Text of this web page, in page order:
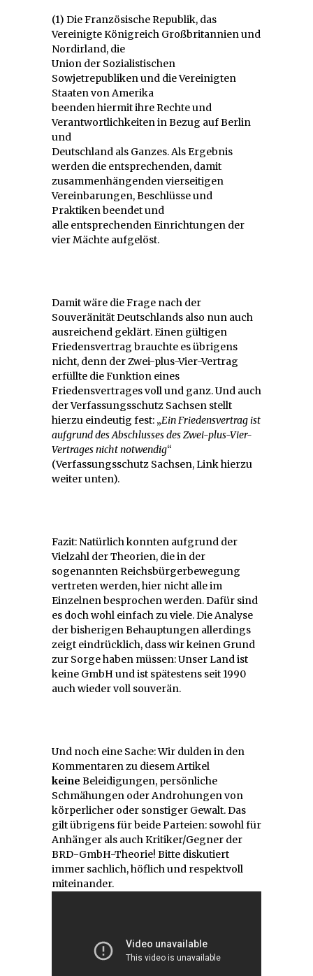
(1) Die Französische Republik, das
Vereinigte Königreich Großbritannien und
Nordirland, die
Union der Sozialistischen
Sowjetrepubliken und die Vereinigten
Staaten von Amerika
beenden hiermit ihre Rechte und
Verantwortlichkeiten in Bezug auf Berlin
und
Deutschland als Ganzes. Als Ergebnis
werden die entsprechenden, damit
zusammenhängenden vierseitigen
Vereinbarungen, Beschlüsse und
Praktiken beendet und
alle entsprechenden Einrichtungen der
vier Mächte aufgelöst.
Damit wäre die Frage nach der
Souveränität Deutschlands also nun auch
ausreichend geklärt. Einen gültigen
Friedensvertrag brauchte es übrigens
nicht, denn der Zwei-plus-Vier-Vertrag
erfüllte die Funktion eines
Friedensvertrages voll und ganz. Und auch
der Verfassungsschutz Sachsen stellt
hierzu eindeutig fest: „Ein Friedensvertrag ist
aufgrund des Abschlusses des Zwei-plus-Vier-
Vertrages nicht notwendig“
(Verfassungsschutz Sachsen, Link hierzu
weiter unten).
Fazit: Natürlich konnten aufgrund der
Vielzahl der Theorien, die in der
sogenannten Reichsbürgerbewegung
vertreten werden, hier nicht alle im
Einzelnen besprochen werden. Dafür sind
es doch wohl einfach zu viele. Die Analyse
der bisherigen Behauptungen allerdings
zeigt eindrücklich, dass wir keinen Grund
zur Sorge haben müssen: Unser Land ist
keine GmbH und ist spätestens seit 1990
auch wieder voll souverän.
Und noch eine Sache: Wir dulden in den
Kommentaren zu diesem Artikel
keine Beleidigungen, persönliche
Schmähungen oder Androhungen von
körperlicher oder sonstiger Gewalt. Das
gilt übrigens für beide Parteien: sowohl für
Anhänger als auch Kritiker/Gegner der
BRD-GmbH-Theorie! Bitte diskutiert
immer sachlich, höflich und respektvoll
miteinander.